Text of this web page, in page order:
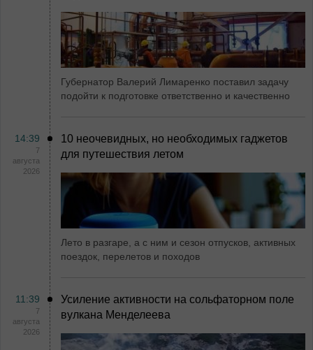
Губернатор Валерий Лимаренко поставил задачу
подойти к подготовке ответственно и качественно
14:39
7
августа
2026
10 неочевидных, но необходимых гаджетов
для путешествия летом
Лето в разгаре, а с ним и сезон отпусков, активных
поездок, перелетов и походов
11:39
7
августа
2026
Усиление активности на сольфаторном поле
вулкана Менделеева